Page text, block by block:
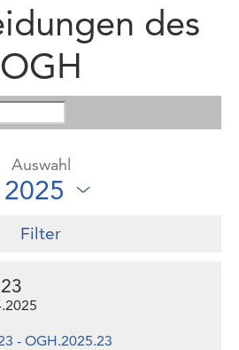
des
OGH
Auswahl
Filter
- OGH.2025.23